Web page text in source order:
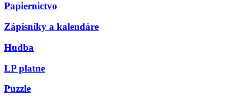
Papiernictvo
Zápisníky a kalendáre
Hudba
LP platne
Puzzle